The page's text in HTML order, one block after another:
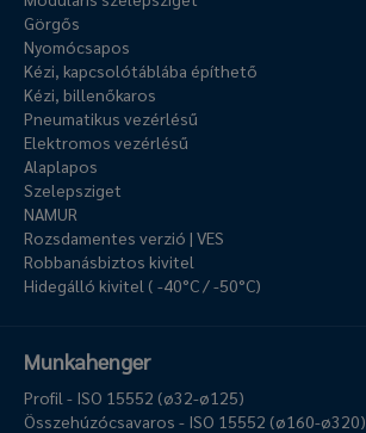
Görgős
Nyomócsapos
Kézi, kapcsolótáblába építhető
Kézi, billenőkaros
Pneumatikus vezérlésű
Elektromos vezérlésű
Alaplapos
Szelepsziget
NAMUR
Rozsdamentes verzió | VES
Robbanásbiztos kivitel
Hidegálló kivitel ( -40°C / -50°C)
Munkahenger
Profil - ISO 15552 (ø32-ø125)
Összehúzócsavaros - ISO 15552 (ø160-ø320)